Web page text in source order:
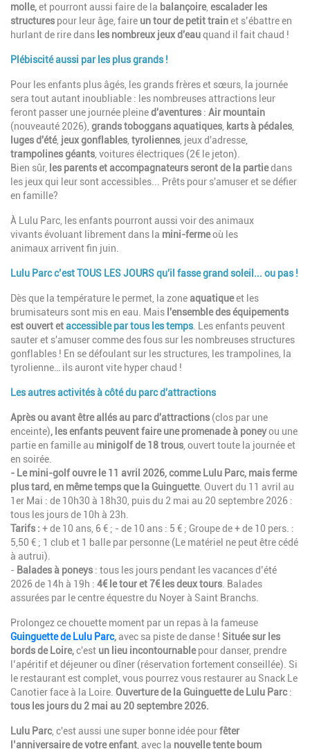
molle,et pourront aussi faire de la balançoire, escalader les
structures pour leur âge, faire un tour de petit trainet s’ébattre en
hurlant de rire dans les nombreux jeux d'eauquand il fait chaud !
Plébiscité aussi par les plus grands !
Pour les enfants plus âgés, les grands frères et sœurs, la journée
sera tout autant inoubliable : les nombreuses attractions leur
feront passer une journée pleined'aventures : Air mountain
(nouveauté 2026), grands toboggans aquatiques karts à pédales
luges d'été, jeux gonflables tyroliennes , jeux d'adresse,
trampolines géants , voitures électriques (2€ le jeton).
Bien sûr, les parents et accompagnateurs seront de la partiedans
les jeux qui leur sont accessibles... Prêts pour s'amuser et se défier
en famille?
À Lulu Parc, les enfants pourront aussi voir des animaux
vivants évoluant librement dans la mini-fermeoù les
animauxarriventfin juin
Lulu Parc c’est TOUS LES JOURS qu'il fasse grand soleil... ou pas !
Dès que la température le permet , la zoneaquatiqueet les
brumisateurs sont mis en eau. Mais l'ensemble des équipements
est ouvert etaccessible par tous les temps. Les enfants peuvent
sauter et s'amuser comme des fous sur les nombreuses structures
gonflables ! En se défoulant sur les structures, les trampolines, la
tyrolienne… ils auront vite hyper chaud !
Les autres activités à côté du parc d'attractions
Après ou avant être allés au parc d'attractions (clos par une
enceinte), les enfants peuvent faire une promenade à poneyou une
partie en famille au minigolf de 18 trous , ouvert toute la journée et
en soirée.
- Le mini-golfouvre le 11 avril 2026, comme Lulu Parc, mais ferme
plus tard, en même temps que la Guinguette. Ouvert du 11 avril au
1er Mai : de 10h30 à 18h30, puis du 2 mai au 20 septembre 2026 :
tous les jours de 10h à 23h.
Tarifs : + de 10 ans, 6 € ; - de 10 ans : 5 € ; Groupe de + de 10 pers. :
5,50 € ; 1 club et 1 balle par personne (Le matériel ne peut être cédé
à autrui).
- Balades à poneys : tous les jours pendant les vacances d’été
2026 de 14h à 19h : 4€ le tour et 7€ les deux tours . Balades
assurées par le centre équestre du Noyer à Saint Branchs.
Prolongez ce chouette moment par un repas à la fameuse
Guinguette de Lulu Parc,avec sa piste de danse ! Située sur les
bords de Loire,c'est un lieu incontournablepour danser, prendre
l’apéritif et déjeuner ou dîner (réservation fortement conseillée). Si
le restaurant est complet, vous pourrez vous restaurer au Snack Le
Canotier face à la Loire. Ouverture de la Guinguette de Lulu Parc:
tous les jours du 2 mai au 20 septembre 2026.
Lulu Parc, c'est aussi une super bonne idée pourfêter
l’anniversaire de votre enfant , avec la nouvelle tente boum